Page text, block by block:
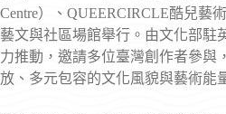
Centre）、QUEERCIRCLE酷兒藝
藝文與社區場館舉行。由文化部駐
力推動，邀請多位臺灣創作者參與
放、多元包容的文化風貌與藝術能